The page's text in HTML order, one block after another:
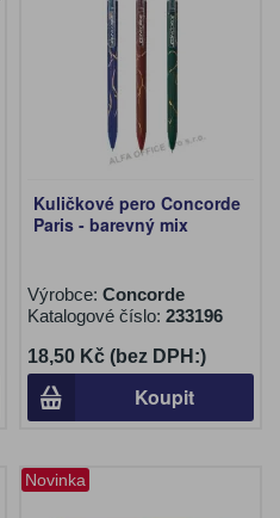
Kuličkové pero Concorde
Paris - barevný mix
Výrobce: Concorde
Katalogové číslo: 233196
18,50 Kč (bez DPH:)
Koupit
Novinka